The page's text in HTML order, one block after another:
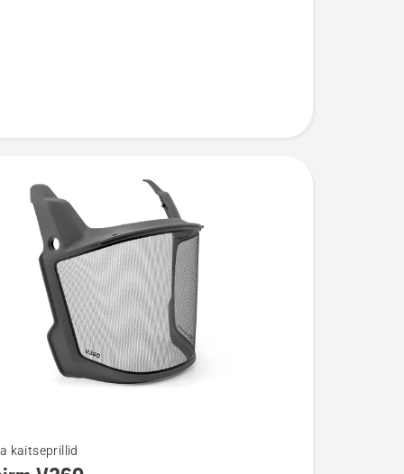
kaitseprillid